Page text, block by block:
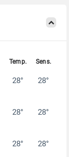
28° 28°
28° 28°
28° 28°